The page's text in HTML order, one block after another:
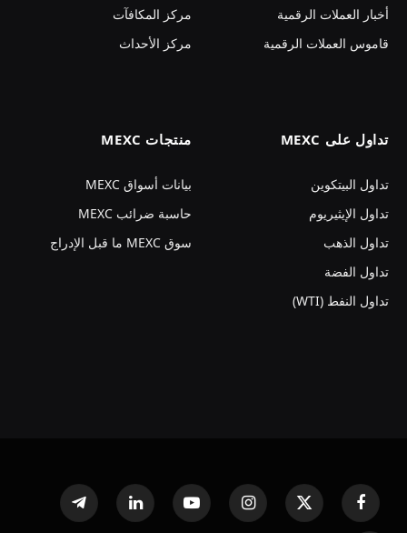
أخبار العملات الرقمية
قاموس العملات الرقمية
مركز المكافآت
مركز الأحداث
تداول على MEXC
تداول البيتكوين
تداول الإيثيريوم
تداول الذهب
تداول الفضة
تداول النفط (WTI)
منتجات MEXC
بيانات أسواق MEXC
حاسبة ضرائب MEXC
سوق MEXC ما قبل الإدراج
فيسبوك
X
(Twitter)
الانستغرام يوتيوب لينكدإن تيلقرام